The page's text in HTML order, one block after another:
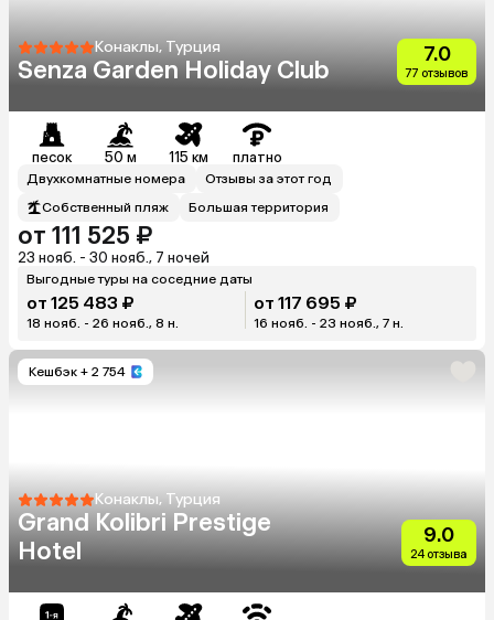
Конаклы, Турция
Senza Garden Holiday Club
7.0
77 отзывов
песок 50 м 115 км платно
Двухкомнатные номера
Отзывы за этот год
Собственный пляж
Большая территория
от 111 525 ₽
23 нояб. - 30 нояб., 7 ночей
Выгодные туры на соседние даты
от 125 483 ₽
18 нояб. - 26 нояб., 8 н.
от 117 695 ₽
16 нояб. - 23 нояб., 7 н.
Кешбэк + 2 754
Конаклы, Турция
Grand Kolibri Prestige
Hotel
9.0
24 отзыва